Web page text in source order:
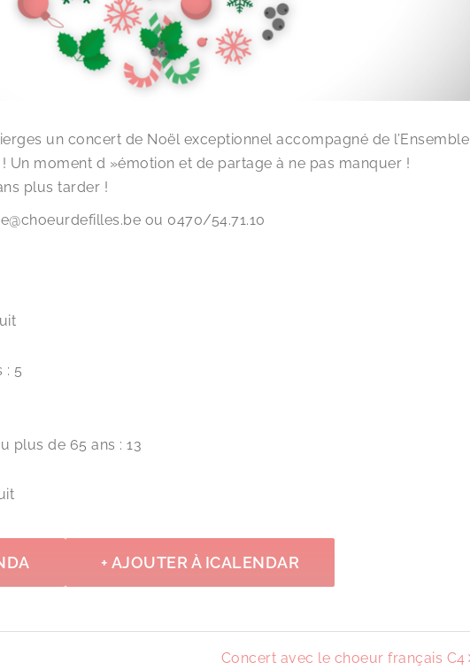
un concert de Noël exceptionnel accompagné de l’Ensemble
Un moment d »émotion et de partage à ne pas manquer !
plus tarder !
ou 0470/54.71.10
: 5
plus de 65 ans : 13
+ AJOUTER À ICALENDAR
Concert avec le choeur français C4